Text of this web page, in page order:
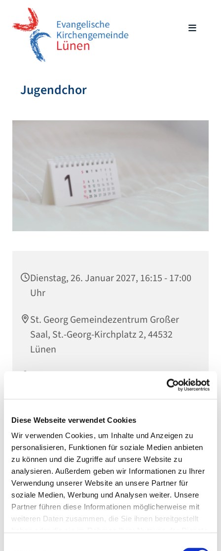
Diese Webseite verwendet Cookies
Wir verwenden Cookies, um Inhalte und Anzeigen zu
personalisieren, Funktionen für soziale Medien anbieten
zu können und die Zugriffe auf unsere Website zu
analysieren. Außerdem geben wir Informationen zu Ihrer
Verwendung unserer Website an unsere Partner für
soziale Medien, Werbung und Analysen weiter. Unsere
Partner führen diese Informationen möglicherweise mit
weiteren Daten zusammen, die Sie ihnen bereitgestellt
Jugendchor
Dienstag, 26. Januar 2027, 16:15 - 17:00
Uhr
St. Georg Gemeindezentrum Großer
Saal, St.-Georg-Kirchplatz 2, 44532
Lünen